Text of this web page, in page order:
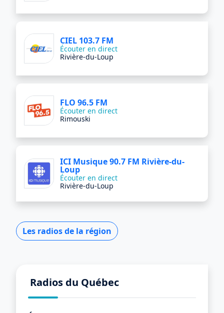
CIEL 103.7 FM
Écouter en direct
Rivière-du-Loup
FLO 96.5 FM
Écouter en direct
Rimouski
ICI Musique 90.7 FM Rivière-du-
Loup
Écouter en direct
Rivière-du-Loup
Les radios de la région
Radios du Québec